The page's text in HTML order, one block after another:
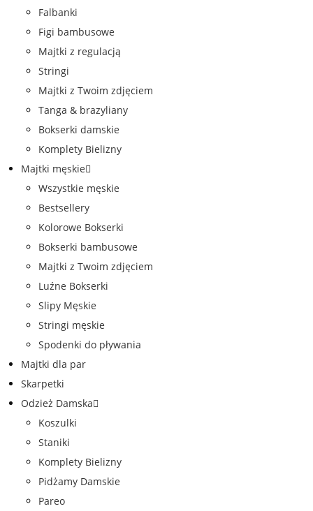
Falbanki
Figi bambusowe
Majtki z regulacją
Stringi
Majtki z Twoim zdjęciem
Tanga & brazyliany
Bokserki damskie
Komplety Bielizny
Majtki męskie
Wszystkie męskie
Bestsellery
Kolorowe Bokserki
Bokserki bambusowe
Majtki z Twoim zdjęciem
Luźne Bokserki
Slipy Męskie
Stringi męskie
Spodenki do pływania
Majtki dla par
Skarpetki
Odzież Damska
Koszulki
Staniki
Komplety Bielizny
Pidżamy Damskie
Pareo